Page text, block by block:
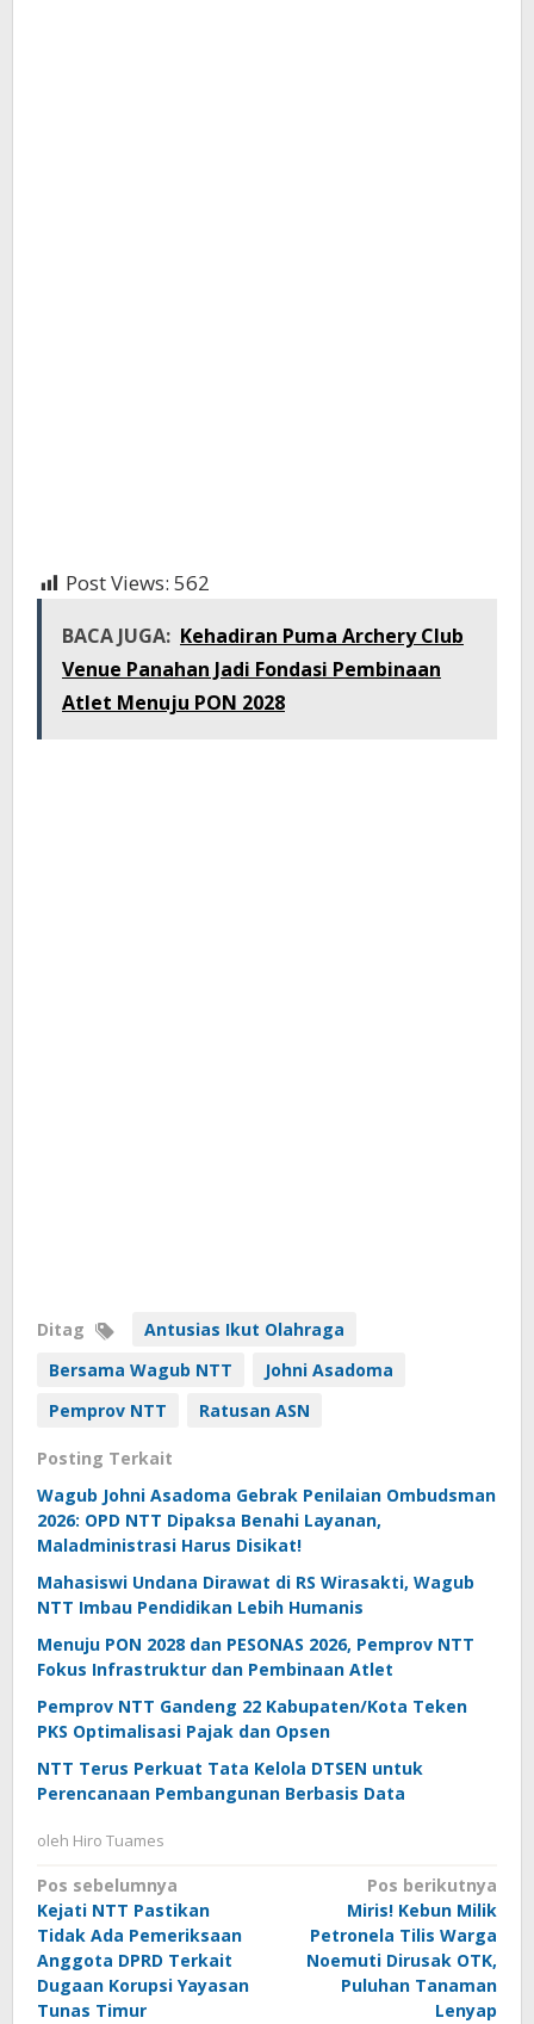
Post Views: 562
BACA JUGA: Kehadiran Puma Archery Club
Venue Panahan Jadi Fondasi Pembinaan
Atlet Menuju PON 2028
Ditag
Antusias Ikut Olahraga
Bersama Wagub NTT
Johni Asadoma
Pemprov NTT
Ratusan ASN
Posting Terkait
Wagub Johni Asadoma Gebrak Penilaian Ombudsman
2026: OPD NTT Dipaksa Benahi Layanan,
Maladministrasi Harus Disikat!
Mahasiswi Undana Dirawat di RS Wirasakti, Wagub
NTT Imbau Pendidikan Lebih Humanis
Menuju PON 2028 dan PESONAS 2026, Pemprov NTT
Fokus Infrastruktur dan Pembinaan Atlet
Pemprov NTT Gandeng 22 Kabupaten/Kota Teken
PKS Optimalisasi Pajak dan Opsen
NTT Terus Perkuat Tata Kelola DTSEN untuk
Perencanaan Pembangunan Berbasis Data
oleh Hiro Tuames
Navigasi
pos
Pos sebelumnya
Kejati NTT Pastikan
Tidak Ada Pemeriksaan
Anggota DPRD Terkait
Dugaan Korupsi Yayasan
Tunas Timur
Pos berikutnya
Miris! Kebun Milik
Petronela Tilis Warga
Noemuti Dirusak OTK,
Puluhan Tanaman
Lenyap